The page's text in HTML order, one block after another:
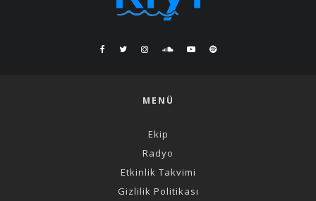
MENÜ
Ekip
Radyo
Etkinlik Takvimi
Gizlilik Politikası